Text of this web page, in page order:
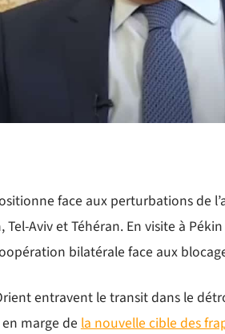
face aux perturbations de
Aviv et Téhéran. En visite à
bilatérale face aux
entravent le transit dans le
marge de la nouvelle cible des